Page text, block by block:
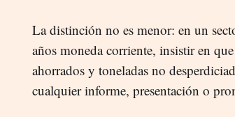
La distinción no es menor: en un
años moneda corriente, insistir en
ahorrados y toneladas no
cualquier informe, presentación o